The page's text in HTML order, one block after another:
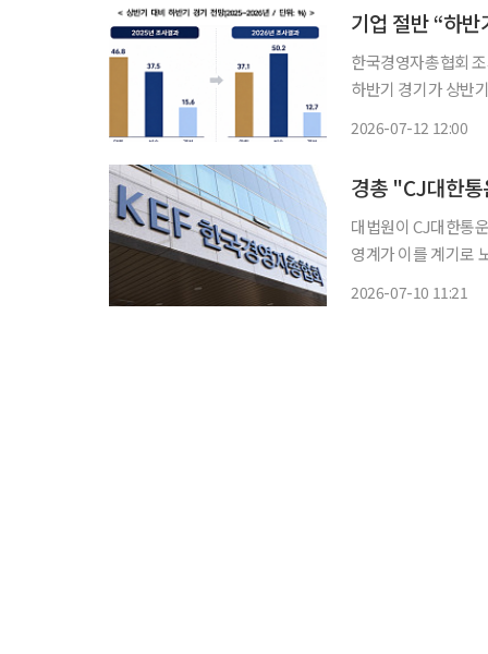
기업 절반 “하
한국경영자총협회 조사평
하반기 경기가 상반
2026-07-12 12:00
경총 "CJ대한통
대법원이 CJ대한통
영계가 이를 계기로 노
2026-07-10 11:21